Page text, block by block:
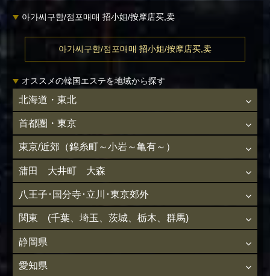
아가씨구함/점포매매 招小姐/按摩店买,卖
아가씨구함/점포매매 招小姐/按摩店买,卖
オススメの韓国エステを地域から探す
北海道・東北
首都圏・東京
東京/近郊（錦糸町～小岩～亀有～）
蒲田 大井町 大森
八王子･国分寺･立川･東京郊外
関東 (千葉、埼玉、茨城、栃木、群馬)
静岡県
愛知県